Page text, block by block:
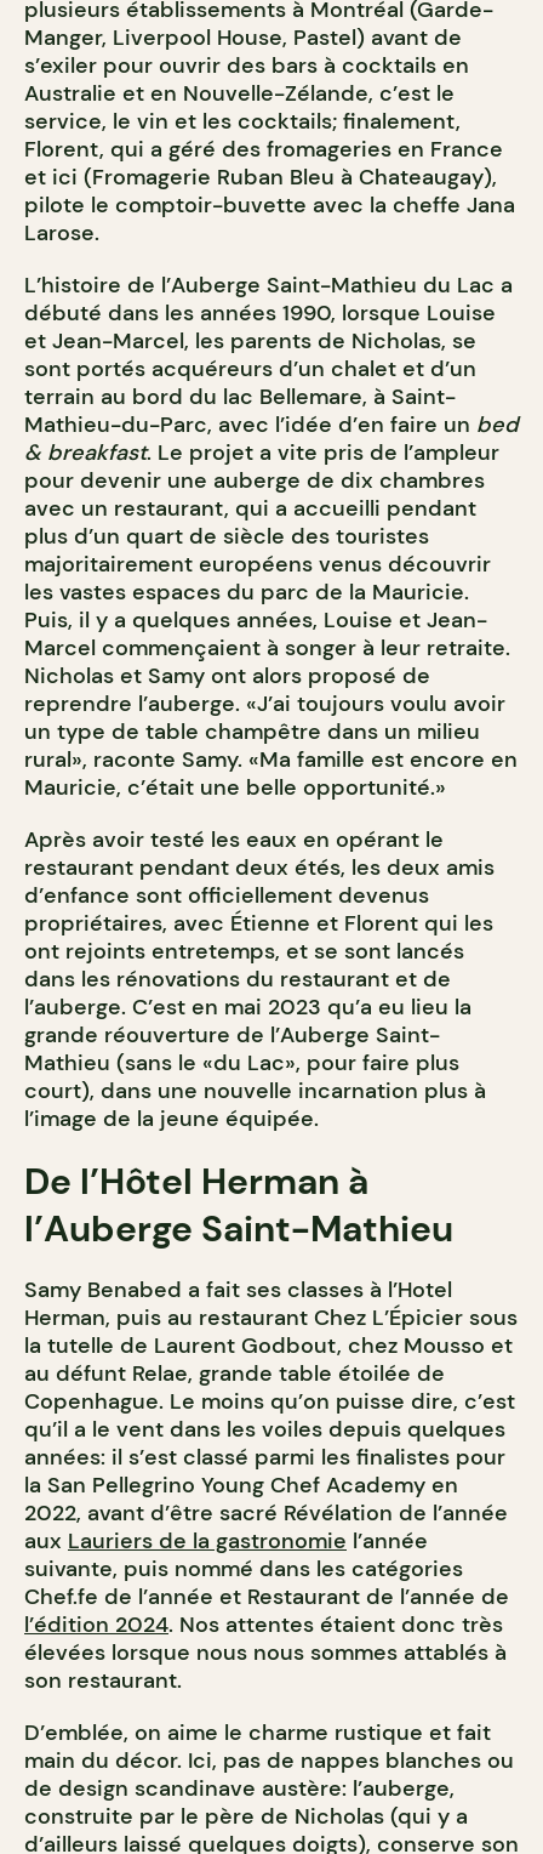
plusieurs établissements à Montréal (Garde-
Manger, Liverpool House, Pastel) avant de
s’exiler pour ouvrir des bars à cocktails en
Australie et en Nouvelle-Zélande, c’est le
service, le vin et les cocktails; finalement,
Florent, qui a géré des fromageries en France
et ici (Fromagerie Ruban Bleu à Chateaugay),
pilote le comptoir-buvette avec la cheffe Jana
Larose.
L’histoire de l’Auberge Saint-Mathieu du Lac a
débuté dans les années 1990, lorsque Louise
et Jean-Marcel, les parents de Nicholas, se
sont portés acquéreurs d’un chalet et d’un
terrain au bord du lac Bellemare, à Saint-
Mathieu-du-Parc, avec l’idée d’en faire un bed
& breakfast. Le projet a vite pris de l’ampleur
pour devenir une auberge de dix chambres
avec un restaurant, qui a accueilli pendant
plus d’un quart de siècle des touristes
majoritairement européens venus découvrir
les vastes espaces du parc de la Mauricie.
Puis, il y a quelques années, Louise et Jean-
Marcel commençaient à songer à leur retraite.
Nicholas et Samy ont alors proposé de
reprendre l’auberge. «J’ai toujours voulu avoir
un type de table champêtre dans un milieu
rural», raconte Samy. «Ma famille est encore en
Mauricie, c’était une belle opportunité.»
Après avoir testé les eaux en opérant le
restaurant pendant deux étés, les deux amis
d’enfance sont officiellement devenus
propriétaires, avec Étienne et Florent qui les
ont rejoints entretemps, et se sont lancés
dans les rénovations du restaurant et de
l’auberge. C’est en mai 2023 qu’a eu lieu la
grande réouverture de l’Auberge Saint-
Mathieu (sans le «du Lac», pour faire plus
court), dans une nouvelle incarnation plus à
l’image de la jeune équipée.
De l’Hôtel Herman à
l’Auberge Saint-Mathieu
Samy Benabed a fait ses classes à l’Hotel
Herman, puis au restaurant Chez L’Épicier sous
la tutelle de Laurent Godbout, chez Mousso et
au défunt Relae, grande table étoilée de
Copenhague. Le moins qu’on puisse dire, c’est
qu’il a le vent dans les voiles depuis quelques
années: il s’est classé parmi les finalistes pour
la San Pellegrino Young Chef Academy en
2022, avant d’être sacré Révélation de l’année
aux Lauriers de la gastronomie l’année
suivante, puis nommé dans les catégories
Chef.fe de l’année et Restaurant de l’année de
l’édition 2024. Nos attentes étaient donc très
élevées lorsque nous nous sommes attablés à
son restaurant.
D’emblée, on aime le charme rustique et fait
main du décor. Ici, pas de nappes blanches ou
de design scandinave austère: l’auberge,
construite par le père de Nicholas (qui y a
d’ailleurs laissé quelques doigts), conserve son